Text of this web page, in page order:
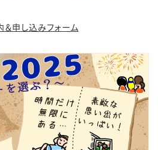
＆申し込みフォーム